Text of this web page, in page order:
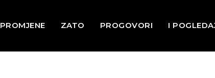
PROMJENE ZATO PROGOVORI I